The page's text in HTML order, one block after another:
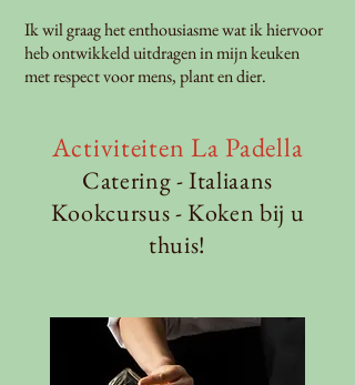
Ik wil graag het enthousiasme wat ik hiervoor
heb ontwikkeld uitdragen in mijn keuken
met respect voor mens, plant en dier.
Activiteiten La Padella
Catering - Italiaans
Kookcursus - Koken bij u
thuis!